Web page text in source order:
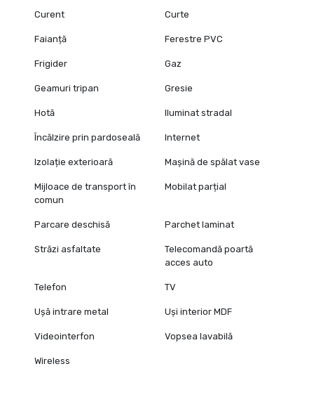
Curent Curte
Faianță Ferestre PVC
Frigider Gaz
Geamuri tripan Gresie
Hotă Iluminat stradal
Încălzire prin pardoseală Internet
Izolație exterioară Mașină de spălat vase
Mijloace de transport în
comun
Mobilat parțial
Parcare deschisă Parchet laminat
Străzi asfaltate
Telecomandă poartă
acces auto
Telefon TV
Ușă intrare metal Uși interior MDF
Videointerfon Vopsea lavabilă
Wireless